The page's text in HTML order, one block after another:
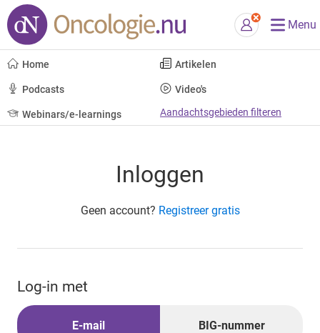
Menu
Home Artikelen
Podcasts Video's
Webinars/e-learnings Aandachtsgebieden filteren
Inloggen
Geen account? Registreer gratis
Log-in met
E-mail BIG-nummer